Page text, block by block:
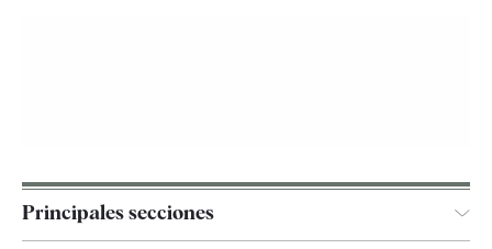
Principales secciones